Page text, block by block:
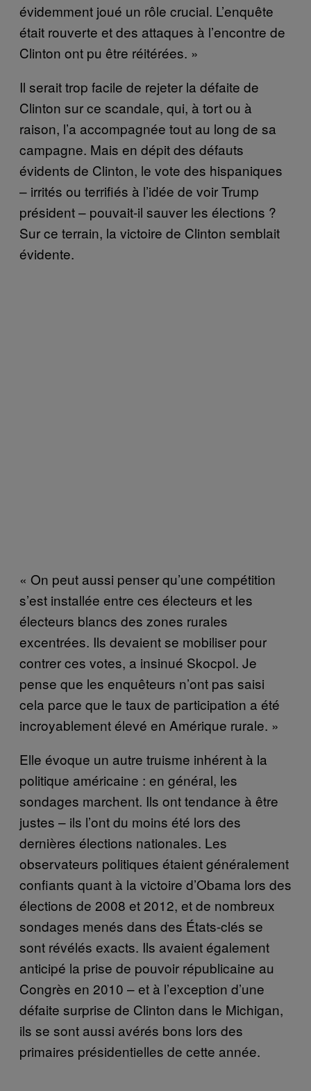
évidemment joué un rôle crucial. L’enquête
était rouverte et des attaques à l’encontre de
Clinton ont pu être réitérées. »
Il serait trop facile de rejeter la défaite de
Clinton sur ce scandale, qui, à tort ou à
raison, l’a accompagnée tout au long de sa
campagne. Mais en dépit des défauts
évidents de Clinton, le vote des hispaniques
– irrités ou terrifiés à l’idée de voir Trump
président – pouvait-il sauver les élections ?
Sur ce terrain, la victoire de Clinton semblait
évidente.
« On peut aussi penser qu’une compétition
s’est installée entre ces électeurs et les
électeurs blancs des zones rurales
excentrées. Ils devaient se mobiliser pour
contrer ces votes, a insinué Skocpol. Je
pense que les enquêteurs n’ont pas saisi
cela parce que le taux de participation a été
incroyablement élevé en Amérique rurale. »
Elle évoque un autre truisme inhérent à la
politique américaine : en général, les
sondages marchent. Ils ont tendance à être
justes – ils l’ont du moins été lors des
dernières élections nationales. Les
observateurs politiques étaient généralement
confiants quant à la victoire d’Obama lors des
élections de 2008 et 2012, et de nombreux
sondages menés dans des États-clés se
sont révélés exacts. Ils avaient également
anticipé la prise de pouvoir républicaine au
Congrès en 2010 – et à l’exception d’une
défaite surprise de Clinton dans le Michigan,
ils se sont aussi avérés bons lors des
primaires présidentielles de cette année.